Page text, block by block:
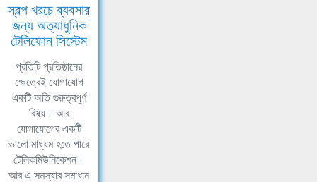
স্বল্প খরচে ব্যবসার
জন্য অত্যাধুনিক
টেলিফোন সিস্টেম
প্রতিটি প্রতিষ্ঠানের
ক্ষেত্রেই যোগাযোগ
একটি অতি গুরুত্বপূর্ণ
বিষয়। আর
যোগাযোগের একটি
ভালো মাধ্যম হতে পারে
টেলিকমিউনিকেশন।
আর এ সমস্যার সমাধান